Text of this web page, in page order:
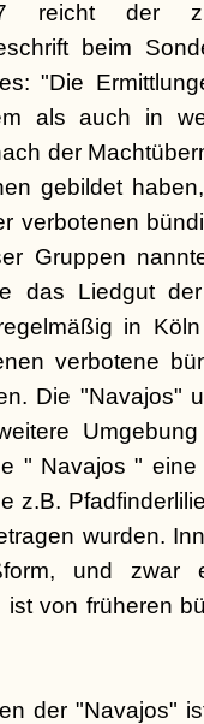
der
beim
"Die
als auch in
der
gebildet
verbotenen
Gruppen
das Liedgut
in
verbotene
Die "Navajos"
" Navajos "
z.B.
wurden.
und zwar
von früheren
der "Navajos"